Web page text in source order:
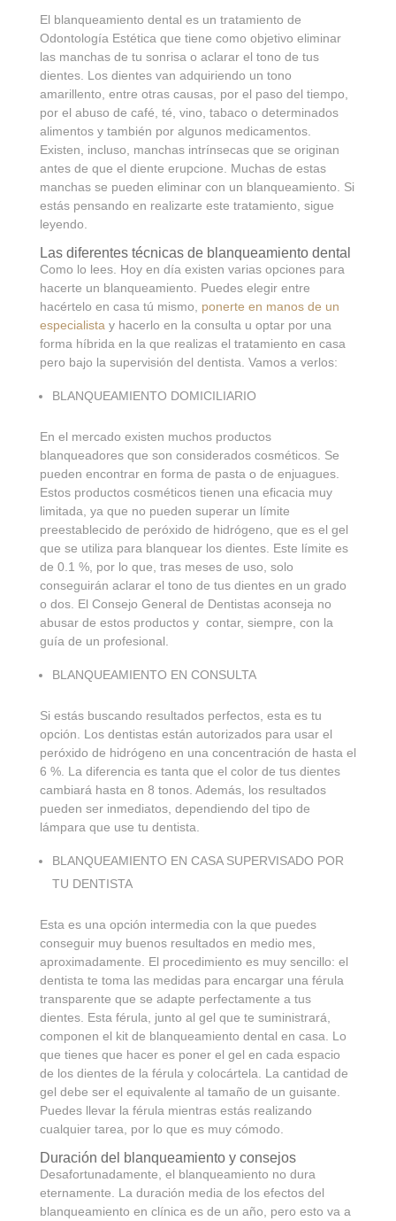
El blanqueamiento dental es un tratamiento de
Odontología Estética que tiene como objetivo eliminar
las manchas de tu sonrisa o aclarar el tono de tus
dientes. Los dientes van adquiriendo un tono
amarillento, entre otras causas, por el paso del tiempo,
por el abuso de café, té, vino, tabaco o determinados
alimentos y también por algunos medicamentos.
Existen, incluso, manchas intrínsecas que se originan
antes de que el diente erupcione. Muchas de estas
manchas se pueden eliminar con un blanqueamiento. Si
estás pensando en realizarte este tratamiento, sigue
leyendo.
Las diferentes técnicas de blanqueamiento dental
Como lo lees. Hoy en día existen varias opciones para
hacerte un blanqueamiento. Puedes elegir entre
hacértelo en casa tú mismo, ponerte en manos de un
especialista y hacerlo en la consulta u optar por una
forma híbrida en la que realizas el tratamiento en casa
pero bajo la supervisión del dentista. Vamos a verlos:
BLANQUEAMIENTO DOMICILIARIO
En el mercado existen muchos productos
blanqueadores que son considerados cosméticos. Se
pueden encontrar en forma de pasta o de enjuagues.
Estos productos cosméticos tienen una eficacia muy
limitada, ya que no pueden superar un límite
preestablecido de peróxido de hidrógeno, que es el gel
que se utiliza para blanquear los dientes. Este límite es
de 0.1 %, por lo que, tras meses de uso, solo
conseguirán aclarar el tono de tus dientes en un grado
o dos. El Consejo General de Dentistas aconseja no
abusar de estos productos y contar, siempre, con la
guía de un profesional.
BLANQUEAMIENTO EN CONSULTA
Si estás buscando resultados perfectos, esta es tu
opción. Los dentistas están autorizados para usar el
peróxido de hidrógeno en una concentración de hasta el
6 %. La diferencia es tanta que el color de tus dientes
cambiará hasta en 8 tonos. Además, los resultados
pueden ser inmediatos, dependiendo del tipo de
lámpara que use tu dentista.
BLANQUEAMIENTO EN CASA SUPERVISADO POR
TU DENTISTA
Esta es una opción intermedia con la que puedes
conseguir muy buenos resultados en medio mes,
aproximadamente. El procedimiento es muy sencillo: el
dentista te toma las medidas para encargar una férula
transparente que se adapte perfectamente a tus
dientes. Esta férula, junto al gel que te suministrará,
componen el kit de blanqueamiento dental en casa. Lo
que tienes que hacer es poner el gel en cada espacio
de los dientes de la férula y colocártela. La cantidad de
gel debe ser el equivalente al tamaño de un guisante.
Puedes llevar la férula mientras estás realizando
cualquier tarea, por lo que es muy cómodo.
Duración del blanqueamiento y consejos
Desafortunadamente, el blanqueamiento no dura
eternamente. La duración media de los efectos del
blanqueamiento en clínica es de un año, pero esto va a